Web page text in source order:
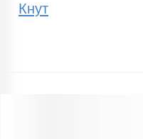
Кнут